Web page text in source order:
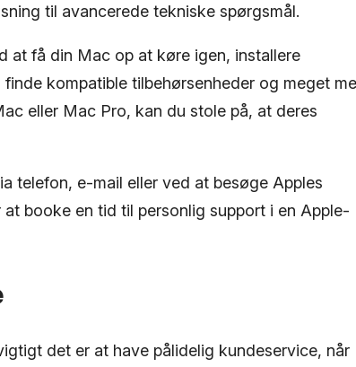
til avancerede tekniske spørgsmål.
at få din Mac op at køre igen, installere
kompatible tilbehørsenheder og meget
eller Mac Pro, kan du stole på, at deres
telefon, e-mail eller ved at besøge Apples
booke en tid til personlig support i en Apple-
det er at have pålidelig kundeservice, når